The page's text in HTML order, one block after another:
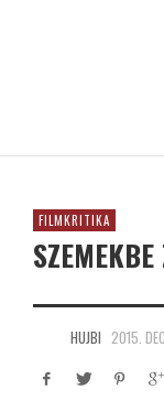
FILMKRITIKA
HUJBI 2015.